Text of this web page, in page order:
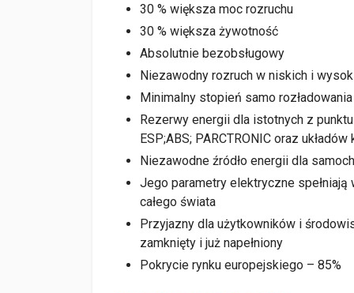
30 % większa moc rozruchu
30 % większa żywotność
Absolutnie bezobsługowy
Niezawodny rozruch w niskich i
Minimalny stopień samo rozładowania
Rezerwy energii dla istotnych z
ESP;ABS; PARCTRONIC oraz
Niezawodne źródło energii dla
Jego parametry elektryczne
całego świata
Przyjazny dla użytkowników i
zamknięty i już napełniony
Pokrycie rynku europejskiego – 85%